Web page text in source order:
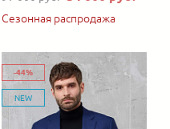
Сезонная распродажа
-44%
NEW